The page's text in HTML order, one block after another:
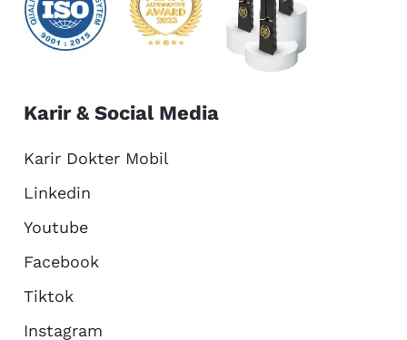
Karir & Social Media
Karir Dokter Mobil
Linkedin
Youtube
Facebook
Tiktok
Instagram